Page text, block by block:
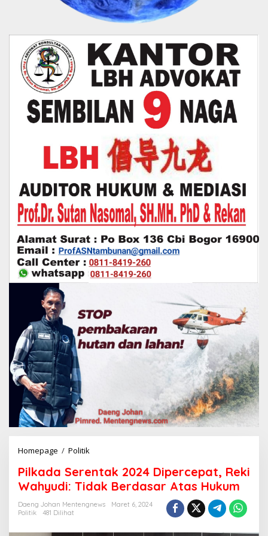
Homepage / Politik
l
k
a
d
Pilkada Serentak 2024 Dipercepat, Reki
Wahyudi: Tidak Berdasar Atas Hukum
Daeng Johan Mentengnews
Maret 6, 2024
Politik
481 Dilihat